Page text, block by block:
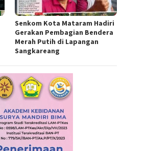
Senkom Kota Mataram Hadiri
Gerakan Pembagian Bendera
Merah Putih di Lapangan
Sangkareang